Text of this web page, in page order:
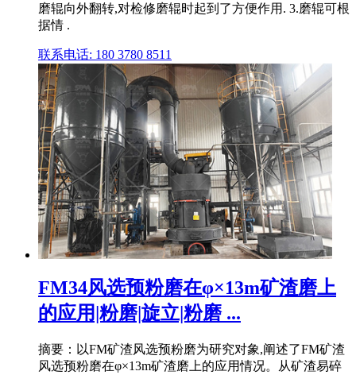
磨辊向外翻转,对检修磨辊时起到了方便作用. 3.磨辊可根
据情 .
联系电话: 180 3780 8511
FM34风选预粉磨在φ×13m矿渣磨上
的应用|粉磨|旋立|粉磨 ...
摘要：以FM矿渣风选预粉磨为研究对象,阐述了FM矿渣
风选预粉磨在φ×13m矿渣磨上的应用情况。从矿渣易碎